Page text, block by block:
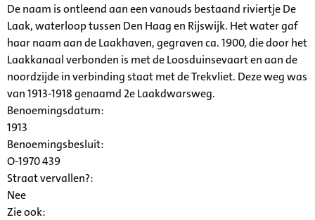
De naam is ontleend aan een vanouds bestaand riviertje De
Laak, waterloop tussen Den Haag en Rijswijk. Het water gaf
haar naam aan de Laakhaven, gegraven ca. 1900, die door het
Laakkanaal verbonden is met de Loosduinsevaart en aan de
noordzijde in verbinding staat met de Trekvliet. Deze weg was
van 1913-1918 genaamd 2e Laakdwarsweg.
Benoemingsdatum:
1913
Benoemingsbesluit:
O-1970 439
Straat vervallen?:
Nee
Zie ook: